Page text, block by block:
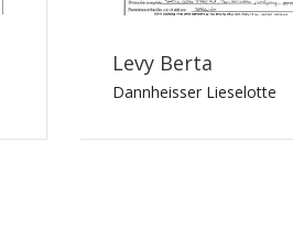
Levy Berta
Dannheisser Lieselotte